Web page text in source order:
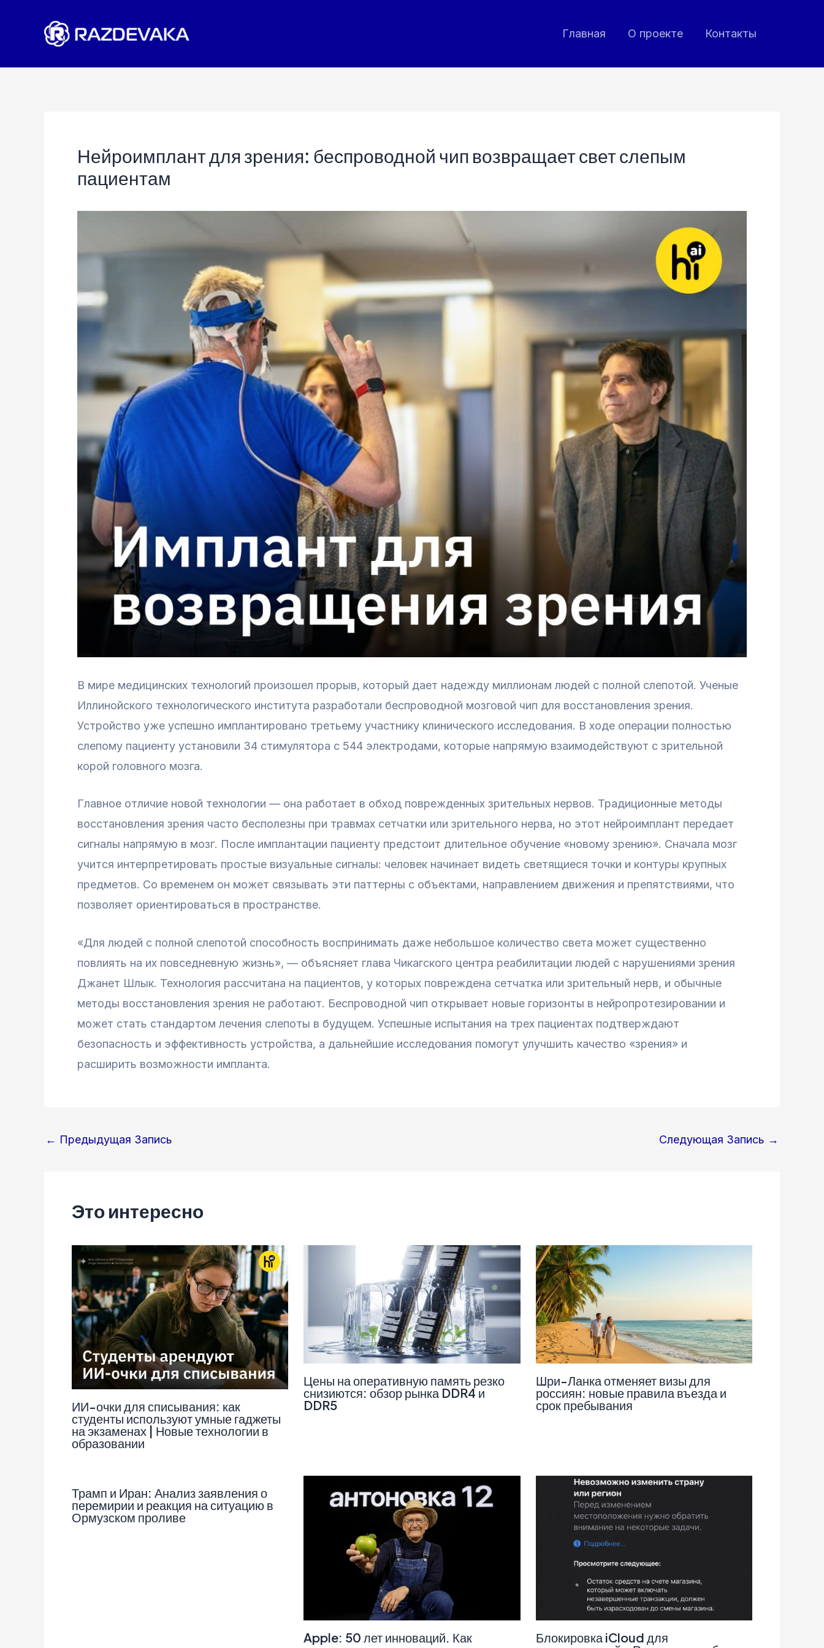
содержимому
Главная О проекте Контакты
Нейроимплант для зрения: беспроводной чип возвращает свет слепым
пациентам
В мире медицинских технологий произошел прорыв, который дает надежду миллионам людей с полной слепотой. Ученые
Иллинойского технологического института разработали беспроводной мозговой чип для восстановления зрения.
Устройство уже успешно имплантировано третьему участнику клинического исследования. В ходе операции полностью
слепому пациенту установили 34 стимулятора с 544 электродами, которые напрямую взаимодействуют с зрительной
корой головного мозга.
Главное отличие новой технологии — она работает в обход поврежденных зрительных нервов. Традиционные методы
восстановления зрения часто бесполезны при травмах сетчатки или зрительного нерва, но этот нейроимплант передает
сигналы напрямую в мозг. После имплантации пациенту предстоит длительное обучение «новому зрению». Сначала мозг
учится интерпретировать простые визуальные сигналы: человек начинает видеть светящиеся точки и контуры крупных
предметов. Со временем он может связывать эти паттерны с объектами, направлением движения и препятствиями, что
позволяет ориентироваться в пространстве.
«Для людей с полной слепотой способность воспринимать даже небольшое количество света может существенно
повлиять на их повседневную жизнь», — объясняет глава Чикагского центра реабилитации людей с нарушениями зрения
Джанет Шлык. Технология рассчитана на пациентов, у которых повреждена сетчатка или зрительный нерв, и обычные
методы восстановления зрения не работают. Беспроводной чип открывает новые горизонты в нейропротезировании и
может стать стандартом лечения слепоты в будущем. Успешные испытания на трех пациентах подтверждают
безопасность и эффективность устройства, а дальнейшие исследования помогут улучшить качество «зрения» и
расширить возможности импланта.
Навигация
← Предыдущая Запись Следующая Запись →
Это интересно
ИИ-очки для списывания: как
студенты используют умные гаджеты
на экзаменах | Новые технологии в
образовании
Цены на оперативную память резко
снизиются: обзор рынка DDR4 и
DDR5
Шри-Ланка отменяет визы для
россиян: новые правила въезда и
срок пребывания
Трамп и Иран: Анализ заявления о
перемирии и реакция на ситуацию в
Ормузском проливе
Apple: 50 лет инноваций. Как
Блокировка iCloud для